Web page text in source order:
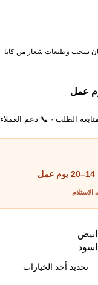
سحب وطبعات شعار من كابا
الطلب · 📞 دعم العملاء
14–20 يوم عمل
ابيض
اسود